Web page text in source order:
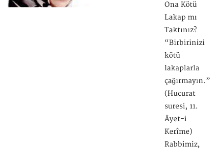
Ona Kötü
Lakap mı
Taktınız?
“Birbirinizi
kötü
lakaplarla
çağırmayın.”
(Hucurat
suresi, 11.
Âyet-i
Kerîme)
Rabbimiz,